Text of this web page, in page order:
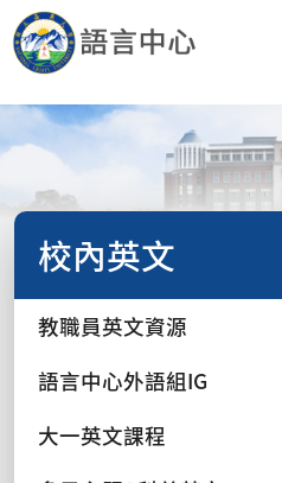
校內英文
教職員英文資源
語言中心外語組IG
大一英文課程